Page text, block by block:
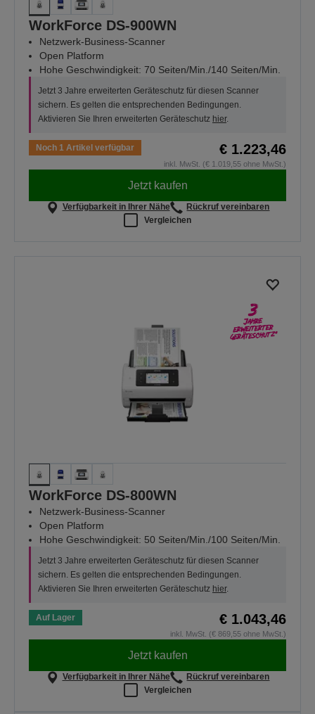
WorkForce DS-900WN
Netzwerk-Business-Scanner
Open Platform
Hohe Geschwindigkeit: 70 Seiten/Min./140 Seiten/Min.
Jetzt 3 Jahre erweiterten Geräteschutz für diesen Scanner
sichern. Es gelten die entsprechenden Bedingungen.
Aktivieren Sie Ihren erweiterten Geräteschutz hier.
Noch 1 Artikel verfügbar € 1.223,46
inkl. MwSt. (€ 1.019,55 ohne MwSt.)
Jetzt kaufen
Verfügbarkeit in Ihrer Nähe
Rückruf vereinbaren
Vergleichen
WorkForce DS-800WN
Netzwerk-Business-Scanner
Open Platform
Hohe Geschwindigkeit: 50 Seiten/Min./100 Seiten/Min.
Jetzt 3 Jahre erweiterten Geräteschutz für diesen Scanner
sichern. Es gelten die entsprechenden Bedingungen.
Aktivieren Sie Ihren erweiterten Geräteschutz hier.
Auf Lager € 1.043,46
inkl. MwSt. (€ 869,55 ohne MwSt.)
Jetzt kaufen
Verfügbarkeit in Ihrer Nähe
Rückruf vereinbaren
Vergleichen